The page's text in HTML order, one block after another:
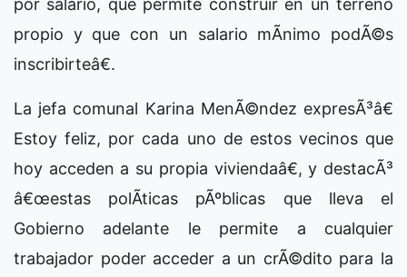
por salario, que permite construir en un terreno
propio y que con un salario mÃ­nimo podÃ©s
inscribirteâ€.
La jefa comunal Karina MenÃ©ndez expresÃ³â€
Estoy feliz, por cada uno de estos vecinos que
hoy acceden a su propia viviendaâ€, y destacÃ³
â€œestas polÃ­ticas pÃºblicas que lleva el
Gobierno adelante le permite a cualquier
trabajador poder acceder a un crÃ©dito para la